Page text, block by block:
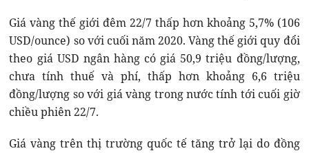
Giá vàng thế giới đêm 22/7 thấp hơn khoảng 5,7% (106
USD/ounce) so với cuối năm 2020. Vàng thế giới quy đổi
theo giá USD ngân hàng có giá 50,9 triệu đồng/lượng,
chưa tính thuế và phí, thấp hơn khoảng 6,6 triệu
đồng/lượng so với giá vàng trong nước tính tới cuối giờ
chiều phiên 22/7.
Giá vàng trên thị trường quốc tế tăng trở lại do đồng